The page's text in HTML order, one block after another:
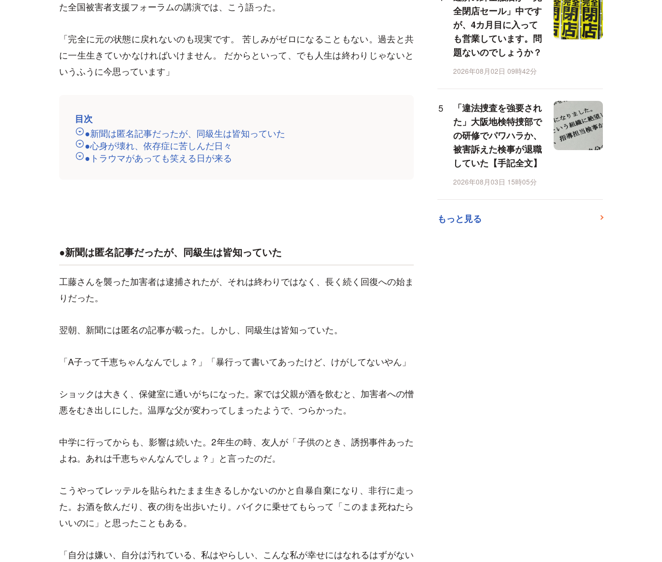
た全国被害者支援フォーラムの講演では、こう語った。
「完全に元の状態に戻れないのも現実です。 苦しみがゼロになることもない。過去と共
に一生生きていかなければいけません。 だからといって、でも人生は終わりじゃないと
いうふうに今思っています」
目次
●新聞は匿名記事だったが、同級生は皆知っていた
●心身が壊れ、依存症に苦しんだ日々
●トラウマがあっても笑える日が来る
●新聞は匿名記事だったが、同級生は皆知っていた
工藤さんを襲った加害者は逮捕されたが、それは終わりではなく、長く続く回復への始ま
りだった。
翌朝、新聞には匿名の記事が載った。しかし、同級生は皆知っていた。
「A子って千恵ちゃんなんでしょ？」「暴行って書いてあったけど、けがしてないやん」
ショックは大きく、保健室に通いがちになった。家では父親が酒を飲むと、加害者への憎
悪をむき出しにした。温厚な父が変わってしまったようで、つらかった。
中学に行ってからも、影響は続いた。2年生の時、友人が「子供のとき、誘拐事件あった
よね。あれは千恵ちゃんなんでしょ？」と言ったのだ。
こうやってレッテルを貼られたまま生きるしかないのかと自暴自棄になり、非行に走っ
た。お酒を飲んだり、夜の街を出歩いたり。バイクに乗せてもらって「このまま死ねたら
いいのに」と思ったこともある。
「自分は嫌い、自分は汚れている、私はやらしい、こんな私が幸せにはなれるはずがない
全閉店セール」中です
が、4カ月目に入って
も営業しています。問
題ないのでしょうか？
2026年08月02日 09時42分
「違法捜査を強要され
た」大阪地検特捜部で
の研修でパワハラか、
被害訴えた検事が退職
していた【手記全文】
2026年08月03日 15時05分
もっと見る